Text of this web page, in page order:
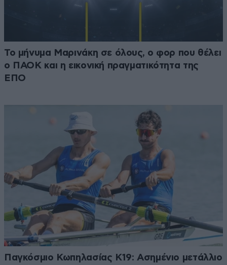
Το μήνυμα Μαρινάκη σε όλους, ο φορ που θέλει
ο ΠΑΟΚ και η εικονική πραγματικότητα της
ΕΠΟ
Παγκόσμιο Κωπηλασίας Κ19: Ασημένιο μετάλλιο